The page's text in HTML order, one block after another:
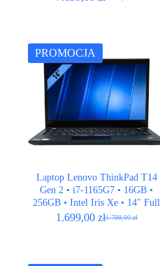
PROMOCJA
Laptop Lenovo ThinkPad T14
Gen 2 • i7-1165G7 • 16GB •
256GB • Intel Iris Xe • 14″ Full
HD 1.799,00zł
Pierwotna
1.699,00 zł
Aktualna